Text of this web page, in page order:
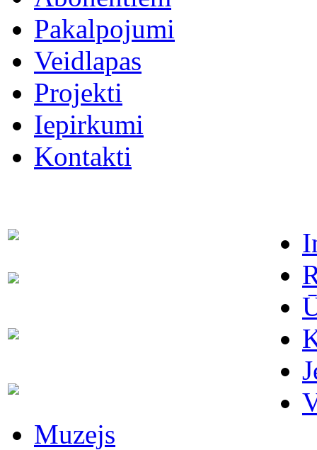
Pakalpojumi
Veidlapas
Projekti
Iepirkumi
Kontakti
63021091
63022886
63007698
Muzejs